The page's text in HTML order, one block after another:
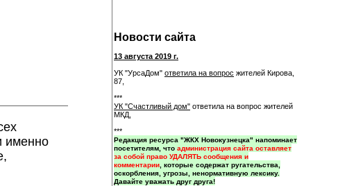
именно
Новости сайта
13 августа 2019 г.
УК "УрсаДом" ответила на вопрос жителей Кирова,
87,
***
УК "Счастливый дом" ответила на вопрос жителей
МКД,
***
Редакция ресурса "ЖКХ Новокузнецка" напоминает
посетителям, что администрация сайта оставляет
за собой право УДАЛЯТЬ сообщения и
комментарии , которые содержат ругательства,
оскорбления, угрозы, ненормативную лексику.
Давайте уважать друг друга!